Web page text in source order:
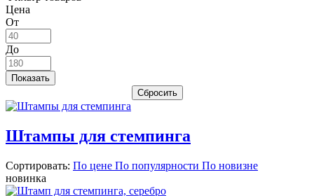
Цена
От
До
Штампы для стемпинга
Сортировать: По цене По популярности По новизне
новинка